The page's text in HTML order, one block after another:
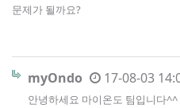
문제가 될까요?
myOndo 17-08-03
안녕하세요 마이온도 팀입니다^^